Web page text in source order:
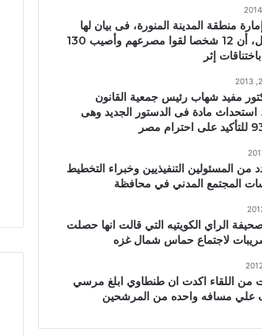
منطقة المدينة المنورة، فى بيان لها
منذ قليل، أن 12 شخصا لقوا مصرعهم وأصيب 130
إثر
مفيد شهاب رئيس جمعية القانون
استحداث مادة فى الدستور الجديد وهى
من المسئولين التنفيذيين وخبراء التخطيط
المجتمع المدني في محافظة
الراي الكويتيه التي قالت انها حصلت
لاجتماع حماس شمال غزه
من اللقاء اكدت ان طنطاوي ابلغ مرسي
علي مسافه واحده من المرشحين